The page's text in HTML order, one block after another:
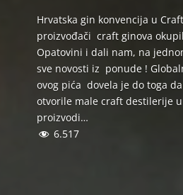
Hrvatska gin konvencija u
proizvođači craft ginova
Opatovini i dali nam, na
sve novosti iz ponude !
ovog pića dovela je do toga
otvorile male craft destilerije
proizvodi…
6.517